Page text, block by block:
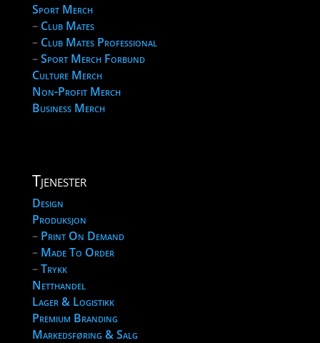
Sport Merch
– Club Mates
– Club Mates Professional
–Sport Merch Forbund
Culture Merch
Non-Profit Merch
Business Merch
Tjenester
Design
Produksjon
– Print On Demand
– Made To Order
–Trykk
Netthandel
Lager & Logistikk
Premium Branding
Markedsføring & Salg